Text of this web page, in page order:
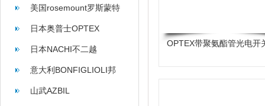
美国rosemount罗斯蒙特
日本奥普士OPTEX
日本NACHI不二越
意大利BONFIGLIOLI邦
飞利
山武AZBIL
OPTEX带聚氨酯管光电开